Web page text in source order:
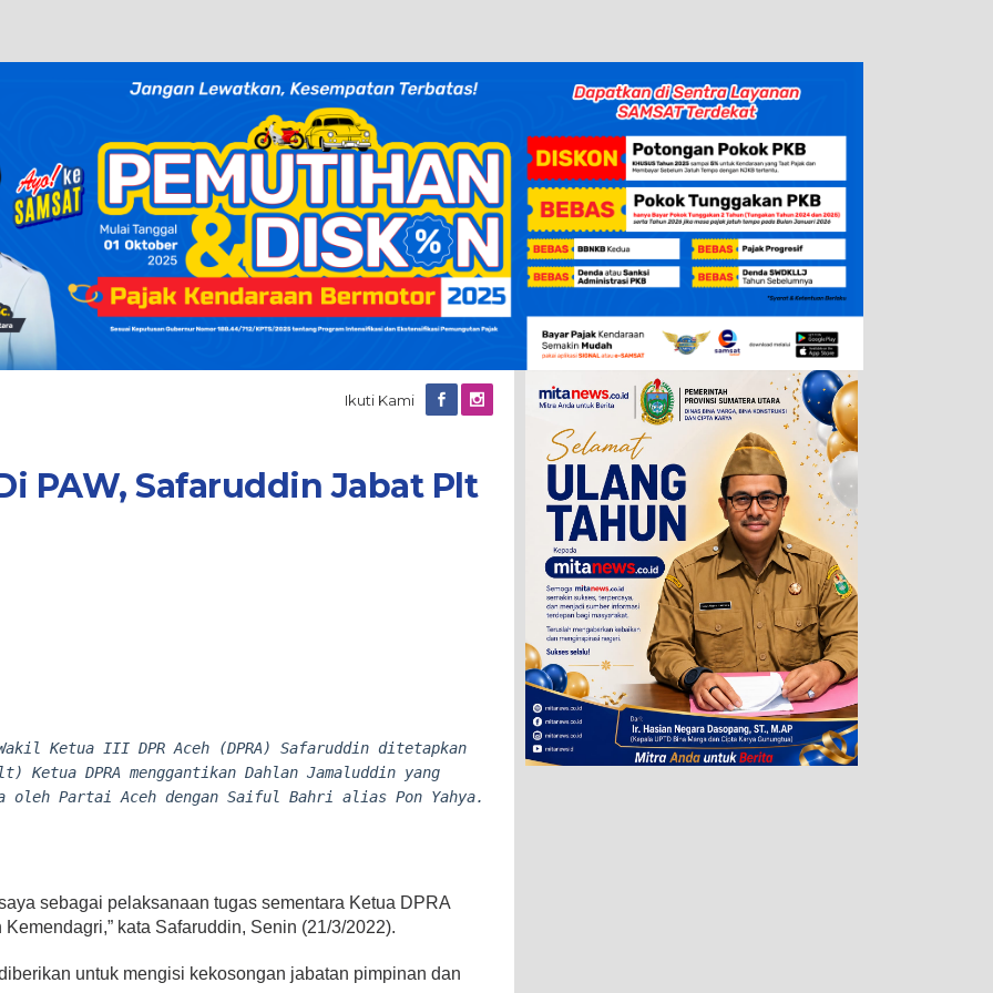
Ikuti Kami
PAW, Safaruddin Jabat Plt
Ketua III DPR Aceh (DPRA) Safaruddin ditetapkan
Ketua DPRA menggantikan Dahlan Jamaluddin yang
oleh Partai Aceh dengan Saiful Bahri alias Pon Yahya.
sebagai pelaksanaan tugas sementara Ketua DPRA
kata Safaruddin, Senin (21/3/2022).
untuk mengisi kekosongan jabatan pimpinan dan